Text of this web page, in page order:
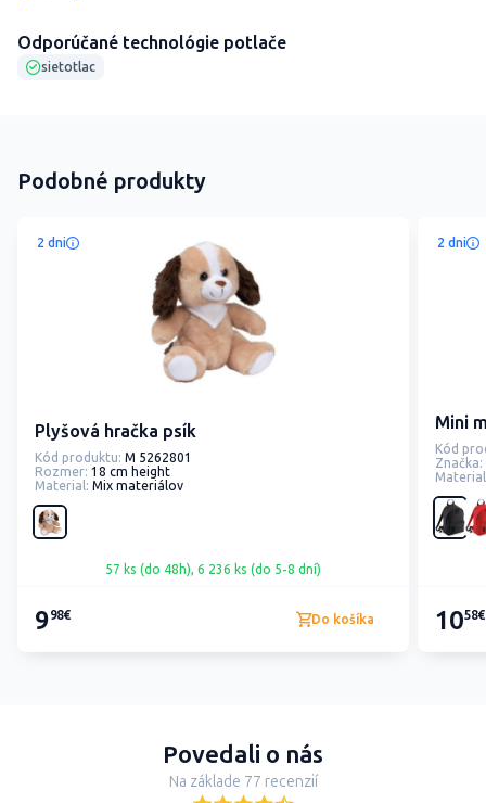
Odporúčané technológie potlače
sietotlac
Podobné produkty
2 dni
Plyšová hračka psík
Kód produktu: M 5262801
Rozmer: 18 cm height
Material: Mix materiálov
57 ks (do 48h), 6 236 ks (do 5-8 dní)
998€ Do košíka
2 dni
Mini
Kód
Značka:
1058€
Povedali o nás
Na základe 77 recenzií